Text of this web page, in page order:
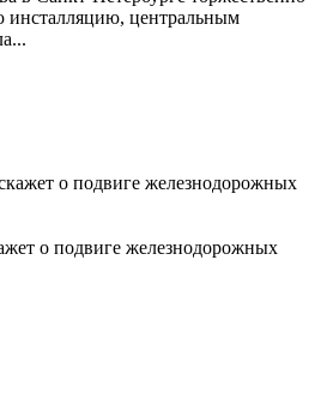
центральным
о подвиге железнодорожных